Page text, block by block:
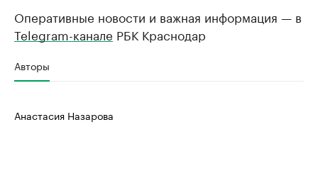
Оперативные новости и важная информация — в
Telegram-канале РБК Краснодар
Авторы
Анастасия Назарова